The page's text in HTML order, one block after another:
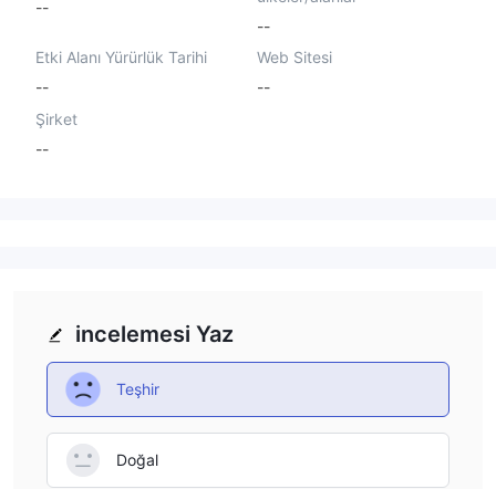
--
--
Etki Alanı Yürürlük Tarihi
--
Web Sitesi
--
Şirket
--
incelemesi Yaz
Teşhir
Doğal